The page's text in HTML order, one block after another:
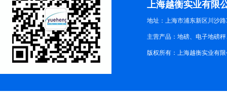
上海越衡实业有限
地址：上海市浦东新区川沙路
主营产品：地磅、电子地磅
版权所有：上海越衡实业有